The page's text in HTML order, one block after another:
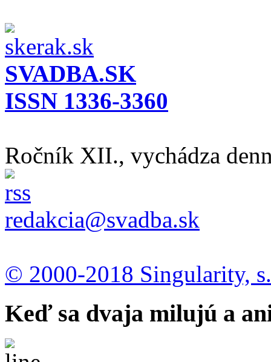
SVADBA.SK
ISSN 1336-3360
Ročník XII., vychádza
redakcia@svadba.sk
© 2000-2018 Singularity,
Keď sa dvaja milujú a